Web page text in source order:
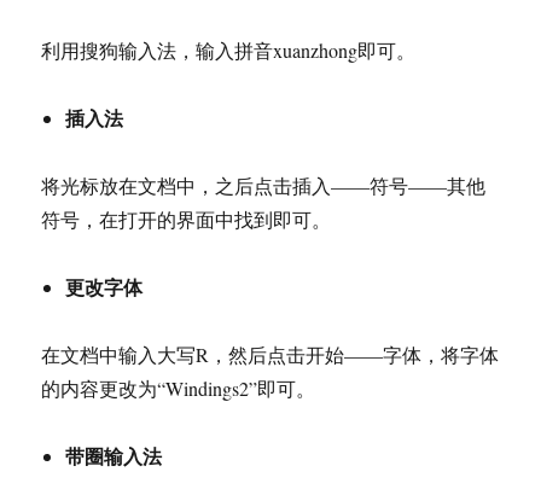
题
利用搜狗输入法，输入拼音xuanzhong即可。
插入法
将光标放在文档中，之后点击插入——符号——其他
符号，在打开的界面中找到即可。
更改字体
在文档中输入大写R，然后点击开始——字体，将字体
的内容更改为“Windings2”即可。
带圈输入法